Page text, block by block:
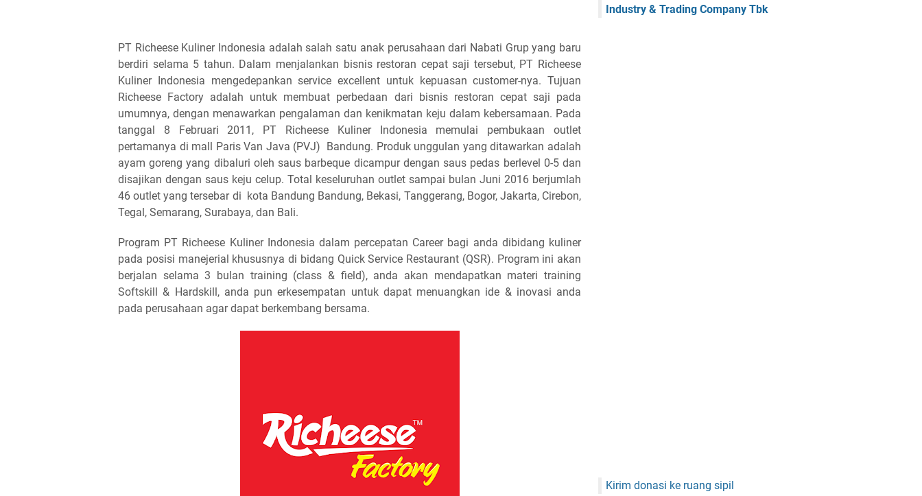
PT Richeese Kuliner Indonesia adalah salah satu anak perusahaan dari Nabati Grup yang baru
berdiri selama 5 tahun. Dalam menjalankan bisnis restoran cepat saji tersebut, PT Richeese
Kuliner Indonesia mengedepankan service excellent untuk kepuasan customer-nya. Tujuan
Richeese Factory adalah untuk membuat perbedaan dari bisnis restoran cepat saji pada
umumnya, dengan menawarkan pengalaman dan kenikmatan keju dalam kebersamaan. Pada
tanggal 8 Februari 2011, PT Richeese Kuliner Indonesia memulai pembukaan outlet
pertamanya di mall Paris Van Java (PVJ) Bandung. Produk unggulan yang ditawarkan adalah
ayam goreng yang dibaluri oleh saus barbeque dicampur dengan saus pedas berlevel 0-5 dan
disajikan dengan saus keju celup. Total keseluruhan outlet sampai bulan Juni 2016 berjumlah
46 outlet yang tersebar di kota Bandung Bandung, Bekasi, Tanggerang, Bogor, Jakarta, Cirebon,
Tegal, Semarang, Surabaya, dan Bali.
Program PT Richeese Kuliner Indonesia dalam percepatan Career bagi anda dibidang kuliner
pada posisi manejerial khususnya di bidang Quick Service Restaurant (QSR). Program ini akan
berjalan selama 3 bulan training (class & field), anda akan mendapatkan materi training
Softskill & Hardskill, anda pun erkesempatan untuk dapat menuangkan ide & inovasi anda
pada perusahaan agar dapat berkembang bersama.
Industry & Trading Company Tbk
Kirim donasi ke ruang sipil